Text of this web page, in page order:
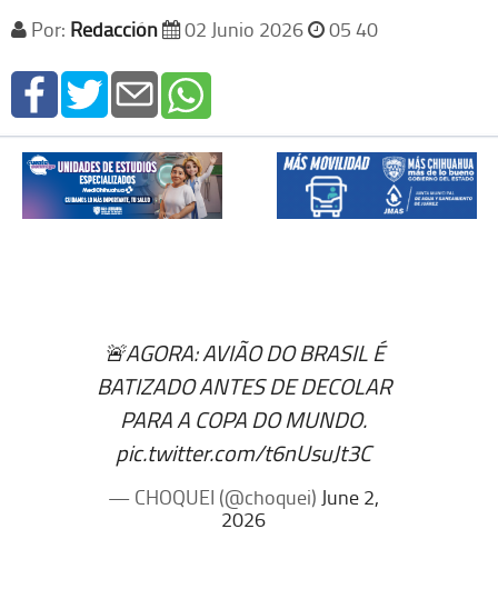
Por: Redacción 02 Junio 2026 05 40
🚨AGORA: AVIÃO DO BRASIL É
BATIZADO ANTES DE DECOLAR
PARA A COPA DO MUNDO.
pic.twitter.com/t6nUsuJt3C
— CHOQUEI (@choquei) June 2,
2026